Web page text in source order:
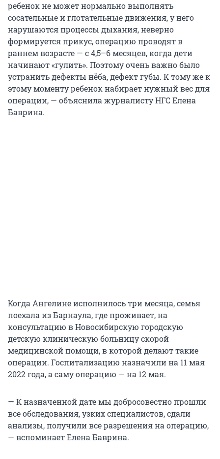
ребенок не может нормально выполнять
сосательные и глотательные движения, у него
нарушаются процессы дыхания, неверно
формируется прикус, операцию проводят в
раннем возрасте — с 4,5–6 месяцев, когда дети
начинают «гулить». Поэтому очень важно было
устранить дефекты нёба, дефект губы. К тому же к
этому моменту ребенок набирает нужный вес для
операции, — объяснила журналисту НГС Елена
Баврина.
Когда Ангелине исполнилось три месяца, семья
поехала из Барнаула, где проживает, на
консультацию в Новосибирскую городскую
детскую клиническую больницу скорой
медицинской помощи, в которой делают такие
операции. Госпитализацию назначили на 11 мая
2022 года, а саму операцию — на 12 мая.
— К назначенной дате мы добросовестно прошли
все обследования, узких специалистов, сдали
анализы, получили все разрешения на операцию,
— вспоминает Елена Баврина.